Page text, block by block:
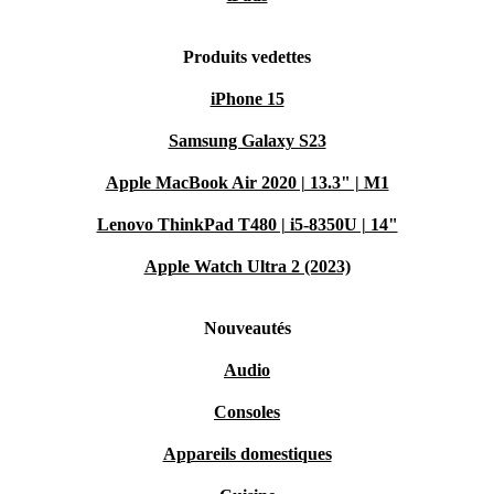
Produits vedettes
iPhone 15
Samsung Galaxy S23
Apple MacBook Air 2020 | 13.3" | M1
Lenovo ThinkPad T480 | i5-8350U | 14"
Apple Watch Ultra 2 (2023)
Nouveautés
Audio
Consoles
Appareils domestiques